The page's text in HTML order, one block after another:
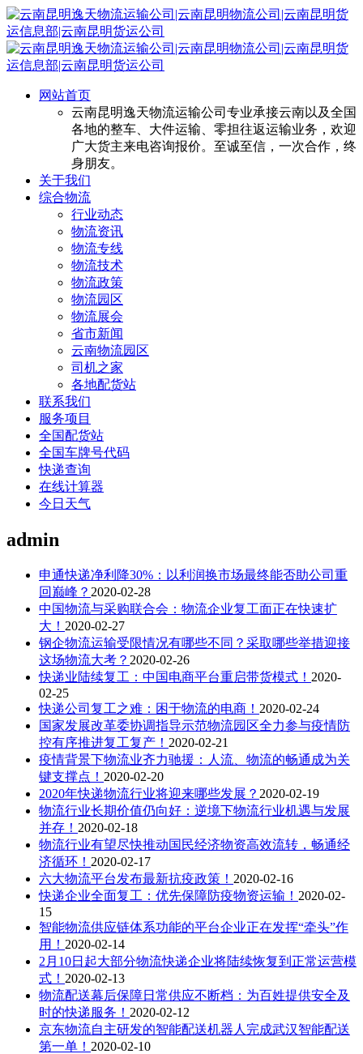
网站首页
云南昆明逸天物流运输公司专业承接云南以及全国
各地的整车、大件运输、零担往返运输业务，欢迎
广大货主来电咨询报价。至诚至信，一次合作，终
身朋友。
关于我们
综合物流
行业动态
物流资讯
物流专线
物流技术
物流政策
物流园区
物流展会
省市新闻
云南物流园区
司机之家
各地配货站
联系我们
服务项目
全国配货站
全国车牌号代码
快递查询
在线计算器
今日天气
admin
申通快递净利降30%：以利润换市场最终能否助公司重
回巅峰？ 2020-02-28
中国物流与采购联合会：物流企业复工面正在快速扩
大！ 2020-02-27
钢企物流运输受限情况有哪些不同？采取哪些举措迎接
这场物流大考？ 2020-02-26
快递业陆续复工：中国电商平台重启带货模式！ 2020-
02-25
快递公司复工之难：困于物流的电商！ 2020-02-24
国家发展改革委协调指导示范物流园区全力参与疫情防
控有序推进复工复产！ 2020-02-21
疫情背景下物流业齐力驰援：人流、物流的畅通成为关
键支撑点！ 2020-02-20
2020年快递物流行业将迎来哪些发展？ 2020-02-19
物流行业长期价值仍向好：逆境下物流行业机遇与发展
并存！ 2020-02-18
物流行业有望尽快推动国民经济物资高效流转，畅通经
济循环！ 2020-02-17
六大物流平台发布最新抗疫政策！ 2020-02-16
快递企业全面复工：优先保障防疫物资运输！ 2020-02-
15
智能物流供应链体系功能的平台企业正在发挥“牵头”作
用！ 2020-02-14
2月10日起大部分物流快递企业将陆续恢复到正常运营模
式！ 2020-02-13
物流配送幕后保障日常供应不断档：为百姓提供安全及
时的快递服务！ 2020-02-12
京东物流自主研发的智能配送机器人完成武汉智能配送
第一单！ 2020-02-10